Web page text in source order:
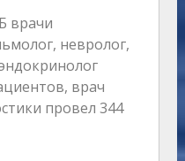
врачи
невролог,
врач
провел 344